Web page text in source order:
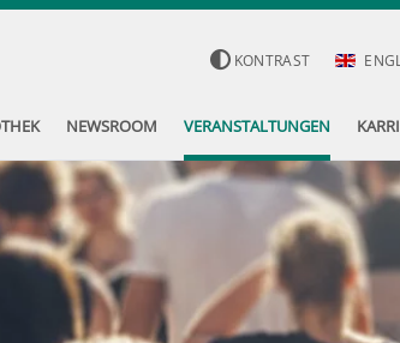
KONTRAST
NEWSROOM VERANSTALTUNGEN